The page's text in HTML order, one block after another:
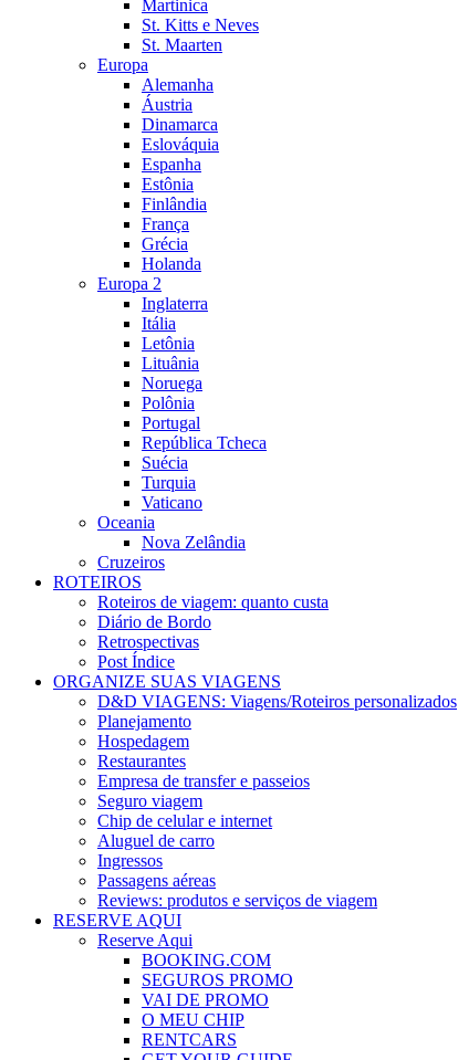
Martinica
St. Kitts e Neves
St. Maarten
Europa
Alemanha
Áustria
Dinamarca
Eslováquia
Espanha
Estônia
Finlândia
França
Grécia
Holanda
Europa 2
Inglaterra
Itália
Letônia
Lituânia
Noruega
Polônia
Portugal
República Tcheca
Suécia
Turquia
Vaticano
Oceania
Nova Zelândia
Cruzeiros
ROTEIROS
Roteiros de viagem: quanto custa
Diário de Bordo
Retrospectivas
Post Índice
ORGANIZE SUAS VIAGENS
D&D VIAGENS: Viagens/Roteiros personalizados
Planejamento
Hospedagem
Restaurantes
Empresa de transfer e passeios
Seguro viagem
Chip de celular e internet
Aluguel de carro
Ingressos
Passagens aéreas
Reviews: produtos e serviços de viagem
RESERVE AQUI
Reserve Aqui
BOOKING.COM
SEGUROS PROMO
VAI DE PROMO
O MEU CHIP
RENTCARS